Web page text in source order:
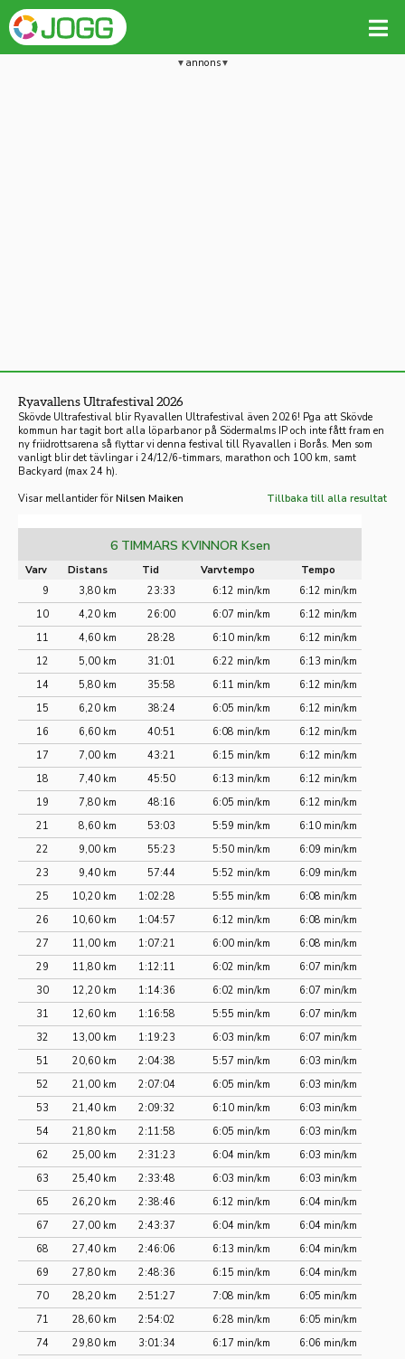
annons
Ryavallens Ultrafestival 2026
Skövde Ultrafestival blir Ryavallen Ultrafestival även 2026! Pga att Skövde
kommun har tagit bort alla löparbanor på Södermalms IP och inte fått fram en
ny friidrottsarena så flyttar vi denna festival till Ryavallen i Borås. Men som
vanligt blir det tävlingar i 24/12/6-timmars, marathon och 100 km, samt
Backyard (max 24 h).
Visar mellantider för Nilsen Maiken Tillbaka till alla resultat
6 TIMMARS KVINNOR Ksen
Varv Distans Tid Varvtempo
Tempo
9
3,80 km 23:33 6:12 min/km
6:12 min/km
10
4,20 km 26:00 6:07 min/km
6:12 min/km
11
4,60 km 28:28 6:10 min/km
6:12 min/km
12
5,00 km 31:01 6:22 min/km
6:13 min/km
14
5,80 km 35:58 6:11 min/km
6:12 min/km
15
6,20 km 38:24 6:05 min/km
6:12 min/km
16
6,60 km 40:51 6:08 min/km
6:12 min/km
17
7,00 km 43:21 6:15 min/km
6:12 min/km
18
7,40 km 45:50 6:13 min/km
6:12 min/km
19
7,80 km 48:16 6:05 min/km
6:12 min/km
21
8,60 km 53:03 5:59 min/km
6:10 min/km
22
9,00 km 55:23 5:50 min/km
6:09 min/km
23
9,40 km 57:44 5:52 min/km
6:09 min/km
25
10,20 km 1:02:28 5:55 min/km
6:08 min/km
26
10,60 km 1:04:57 6:12 min/km
6:08 min/km
27
11,00 km 1:07:21 6:00 min/km
6:08 min/km
29
11,80 km 1:12:11 6:02 min/km
6:07 min/km
30
12,20 km 1:14:36 6:02 min/km
6:07 min/km
31
12,60 km 1:16:58 5:55 min/km
6:07 min/km
32
13,00 km 1:19:23 6:03 min/km
6:07 min/km
51
20,60 km 2:04:38 5:57 min/km
6:03 min/km
52
21,00 km 2:07:04 6:05 min/km
6:03 min/km
53
21,40 km 2:09:32 6:10 min/km
6:03 min/km
54
21,80 km 2:11:58 6:05 min/km
6:03 min/km
62
25,00 km 2:31:23 6:04 min/km
6:03 min/km
63
25,40 km 2:33:48 6:03 min/km
6:03 min/km
65
26,20 km 2:38:46 6:12 min/km
6:04 min/km
67
27,00 km 2:43:37 6:04 min/km
6:04 min/km
68
27,40 km 2:46:06 6:13 min/km
6:04 min/km
69
27,80 km 2:48:36 6:15 min/km
6:04 min/km
70
28,20 km 2:51:27 7:08 min/km
6:05 min/km
71
28,60 km 2:54:02 6:28 min/km
6:05 min/km
74
29,80 km 3:01:34 6:17 min/km
6:06 min/km